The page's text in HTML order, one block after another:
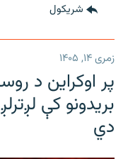
شريکول
زمری ۱۴, ۱۴۰۵
پر اوکراین د
دي